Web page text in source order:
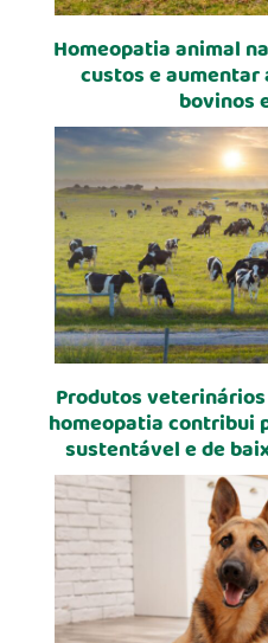
Homeopatia animal
custos e
bovinos
Produtos
homeopatia contribui
sustentável e de